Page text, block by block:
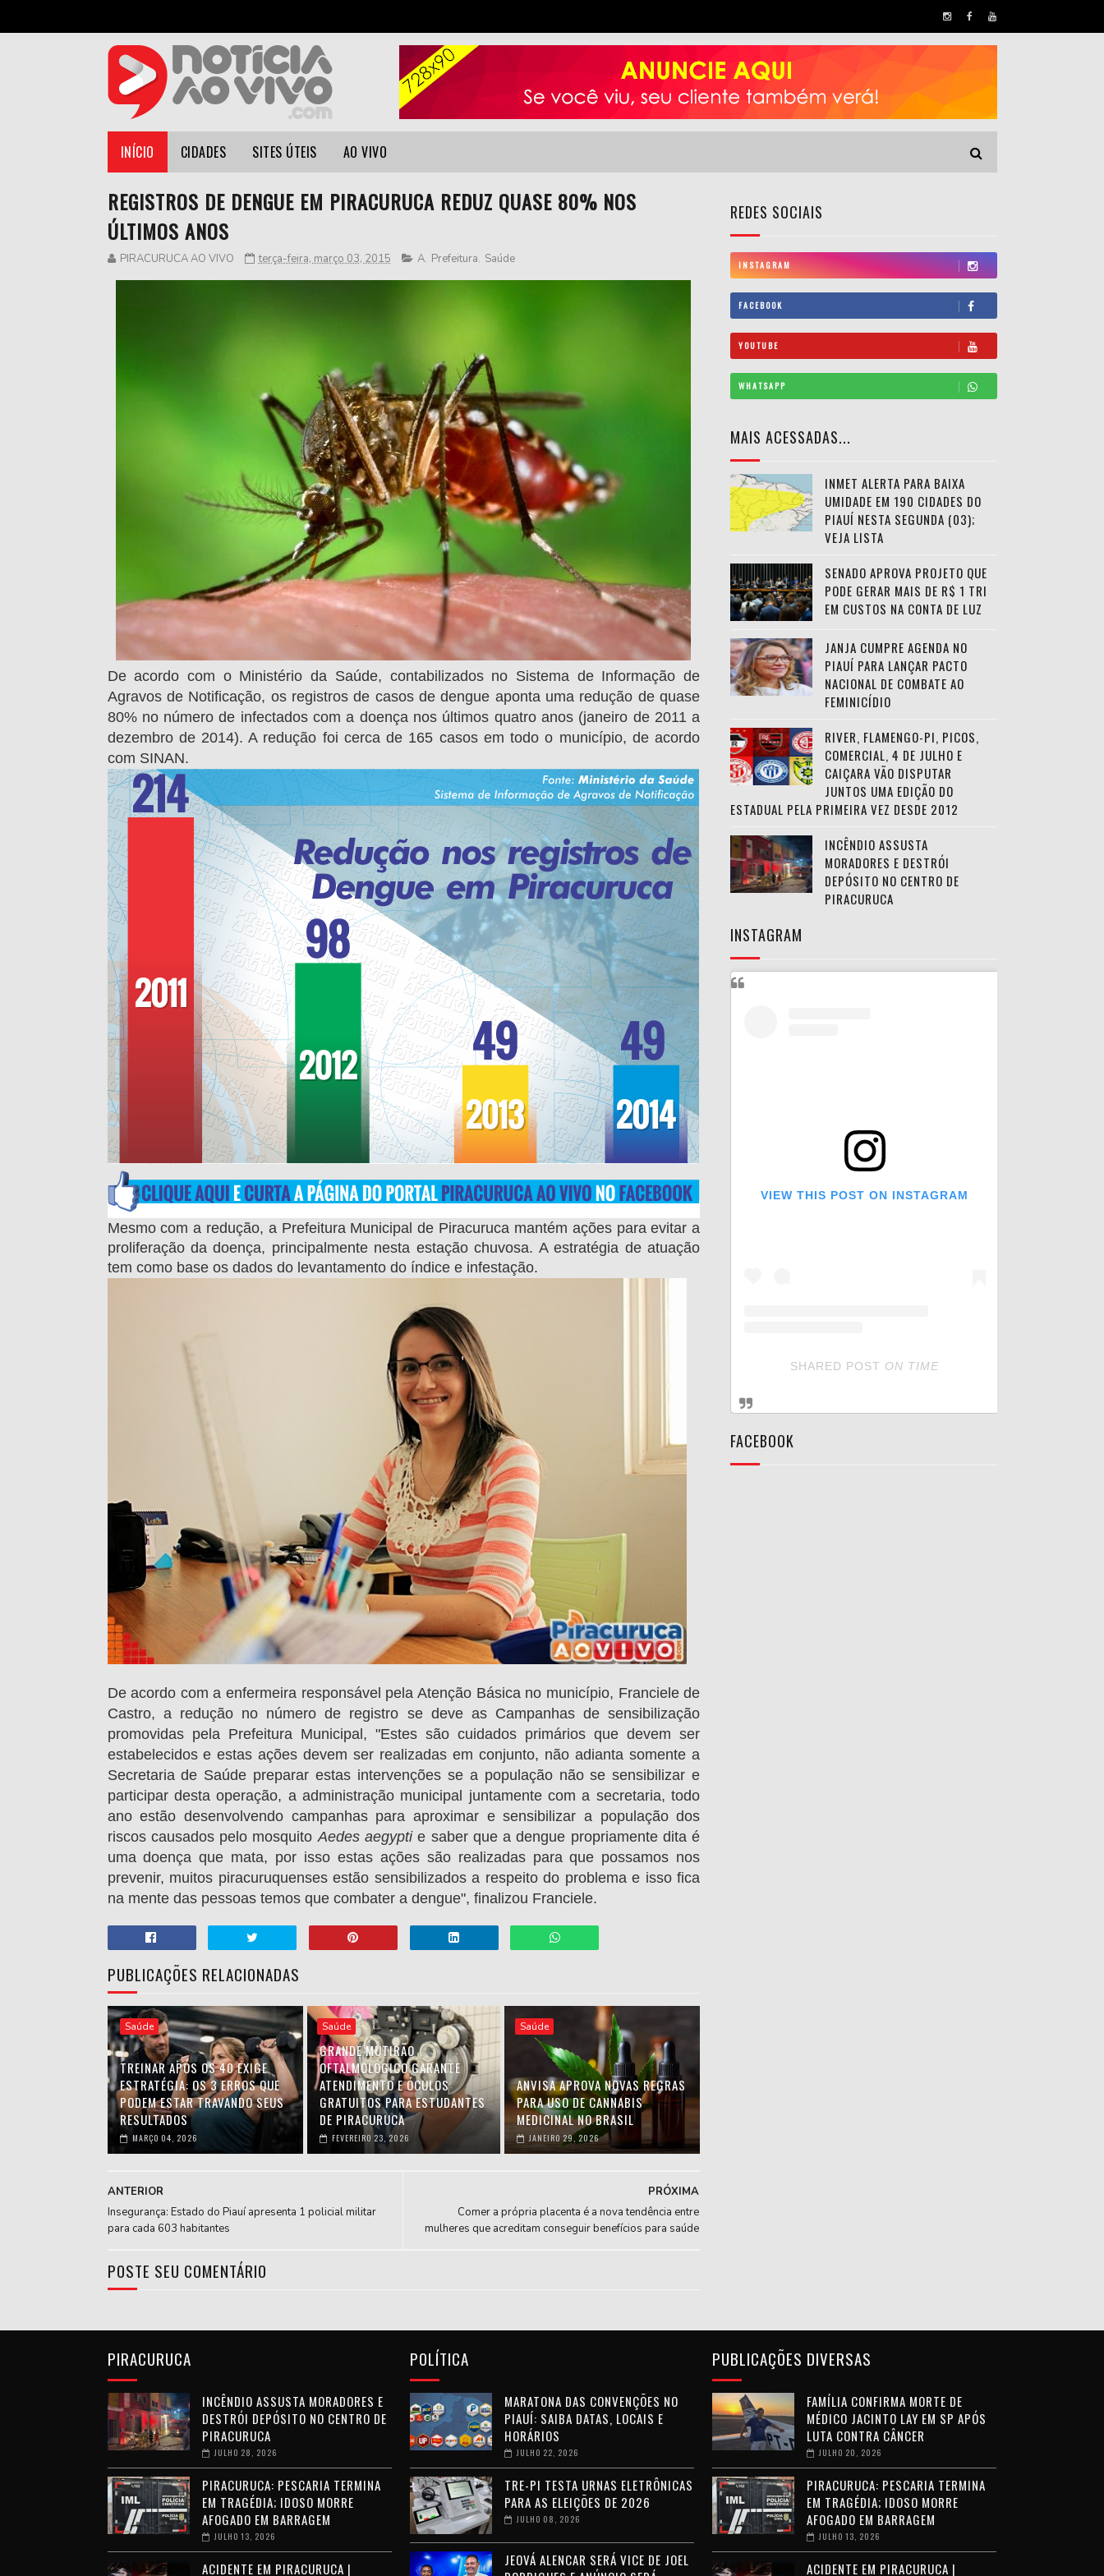
INÍCIO CIDADES SITES ÚTEIS AO VIVO
REGISTROS DE DENGUE EM PIRACURUCA REDUZ QUASE 80% NOS
ÚLTIMOS ANOS
PIRACURUCA AO VIVO terça-feira, março 03, 2015 A, Prefeitura, Saúde
De acordo com o Ministério da Saúde, contabilizados no Sistema de Informação de
Agravos de Notificação, os registros de casos de dengue aponta uma redução de quase
80% no número de infectados com a doença nos últimos quatro anos (janeiro de 2011 a
dezembro de 2014). A redução foi cerca de 165 casos em todo o município, de acordo
com SINAN.
Mesmo com a redução, a Prefeitura Municipal de Piracuruca mantém ações para evitar a
proliferação da doença, principalmente nesta estação chuvosa. A estratégia de atuação
tem como base os dados do levantamento do índice e infestação.
De acordo com a enfermeira responsável pela Atenção Básica no município, Franciele de
Castro, a redução no número de registro se deve as Campanhas de sensibilização
promovidas pela Prefeitura Municipal, "Estes são cuidados primários que devem ser
estabelecidos e estas ações devem ser realizadas em conjunto, não adianta somente a
Secretaria de Saúde preparar estas intervenções se a população não se sensibilizar e
participar desta operação, a administração municipal juntamente com a secretaria, todo
ano estão desenvolvendo campanhas para aproximar e sensibilizar a população dos
riscos causados pelo mosquitoAedes aegyptie saber que a dengue propriamente dita é
uma doença que mata, por isso estas ações são realizadas para que possamos nos
prevenir, muitos piracuruquenses estão sensibilizados a respeito do problema e isso fica
na mente das pessoas temos que combater a dengue", finalizou Franciele.
PUBLICAÇÕES RELACIONADAS
Saúde
TREINAR APÓS OS 40 EXIGE
ESTRATÉGIA: OS 3 ERROS QUE
PODEM ESTAR TRAVANDO SEUS
RESULTADOS
MARÇO 04, 2026
Saúde
GRANDE MUTIRÃO
OFTALMOLÓGICO GARANTE
ATENDIMENTO E ÓCULOS
GRATUITOS PARA ESTUDANTES
DE PIRACURUCA
FEVEREIRO 23, 2026
Saúde
ANVISA APROVA NOVAS REGRAS
PARA USO DE CANNABIS
MEDICINAL NO BRASIL
JANEIRO 29, 2026
PRÓXIMA
Comer a própria placenta é a nova tendência entre
mulheres que acreditam conseguir benefícios para saúde
ANTERIOR
Insegurança: Estado do Piauí apresenta 1 policial militar
para cada 603 habitantes
POSTE SEU COMENTÁRIO
REDES SOCIAIS
INSTAGRAM
FACEBOOK
YOUTUBE
WHATSAPP
MAIS ACESSADAS...
INMET ALERTA PARA BAIXA
UMIDADE EM 190 CIDADES DO
PIAUÍ NESTA SEGUNDA (03);
VEJA LISTA
SENADO APROVA PROJETO QUE
PODE GERAR MAIS DE R$ 1 TRI
EM CUSTOS NA CONTA DE LUZ
JANJA CUMPRE AGENDA NO
PIAUÍ PARA LANÇAR PACTO
NACIONAL DE COMBATE AO
FEMINICÍDIO
RIVER, FLAMENGO-PI, PICOS,
COMERCIAL, 4 DE JULHO E
CAIÇARA VÃO DISPUTAR
JUNTOS UMA EDIÇÃO DO
ESTADUAL PELA PRIMEIRA VEZ DESDE 2012
INCÊNDIO ASSUSTA
MORADORES E DESTRÓI
DEPÓSITO NO CENTRO DE
PIRACURUCA
INSTAGRAM
VIEW THIS POST ON INSTAGRAM
SHARED POST ON TIME
FACEBOOK
PIRACURUCA
INCÊNDIO ASSUSTA MORADORES E
DESTRÓI DEPÓSITO NO CENTRO DE
PIRACURUCA
JULHO 28, 2026
PIRACURUCA: PESCARIA TERMINA
EM TRAGÉDIA; IDOSO MORRE
AFOGADO EM BARRAGEM
JULHO 13, 2026
ACIDENTE EM PIRACURUCA |
POLÍTICA
MARATONA DAS CONVENÇÕES NO
PIAUÍ: SAIBA DATAS, LOCAIS E
HORÁRIOS
JULHO 22, 2026
TRE-PI TESTA URNAS ELETRÔNICAS
PARA AS ELEIÇÕES DE 2026
JULHO 08, 2026
JEOVÁ ALENCAR SERÁ VICE DE JOEL
PUBLICAÇÕES DIVERSAS
FAMÍLIA CONFIRMA MORTE DE
MÉDICO JACINTO LAY EM SP APÓS
LUTA CONTRA CÂNCER
JULHO 20, 2026
PIRACURUCA: PESCARIA TERMINA
EM TRAGÉDIA; IDOSO MORRE
AFOGADO EM BARRAGEM
JULHO 13, 2026
ACIDENTE EM PIRACURUCA |